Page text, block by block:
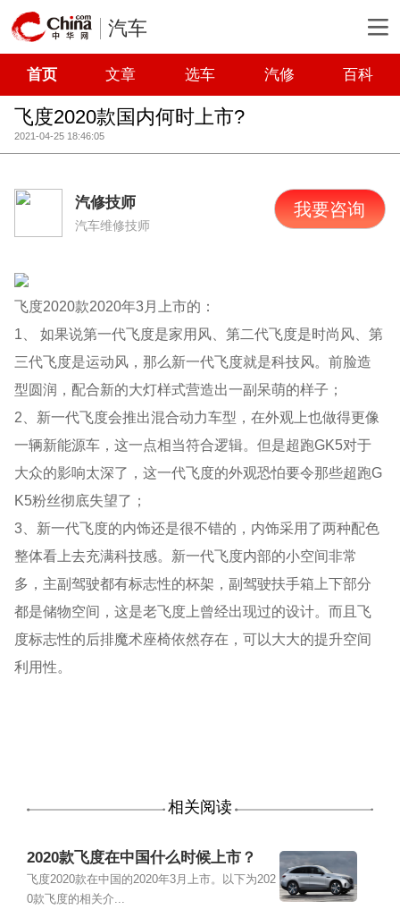
汽车
首页 文章 选车 汽修 百科
飞度2020款国内何时上市?
2021-04-25 18:46:05
汽修技师
汽车维修技师
我要咨询
飞度2020款2020年3月上市的：
1、 如果说第一代飞度是家用风、第二代飞度是时尚风、第
三代飞度是运动风，那么新一代飞度就是科技风。前脸造
型圆润，配合新的大灯样式营造出一副呆萌的样子；
2、新一代飞度会推出混合动力车型，在外观上也做得更像
一辆新能源车，这一点相当符合逻辑。但是超跑GK5对于
大众的影响太深了，这一代飞度的外观恐怕要令那些超跑G
K5粉丝彻底失望了；
3、新一代飞度的内饰还是很不错的，内饰采用了两种配色
整体看上去充满科技感。新一代飞度内部的小空间非常
多，主副驾驶都有标志性的杯架，副驾驶扶手箱上下部分
都是储物空间，这是老飞度上曾经出现过的设计。而且飞
度标志性的后排魔术座椅依然存在，可以大大的提升空间
利用性。
相关阅读
2020款飞度在中国什么时候上市？
飞度2020款在中国的2020年3月上市。以下为202
0款飞度的相关介...